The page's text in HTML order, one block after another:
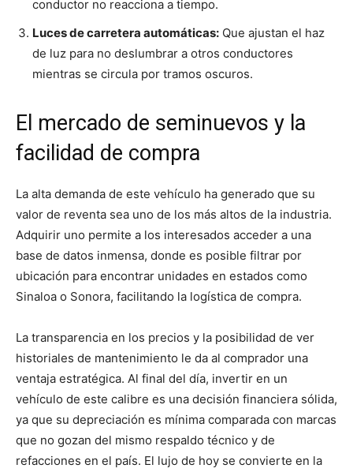
conductor no reacciona a tiempo.
Luces de carretera automáticas: Que ajustan el haz
de luz para no deslumbrar a otros conductores
mientras se circula por tramos oscuros.
El mercado de seminuevos y la
facilidad de compra
La alta demanda de este vehículo ha generado que su
valor de reventa sea uno de los más altos de la industria.
Adquirir uno permite a los interesados acceder a una
base de datos inmensa, donde es posible filtrar por
ubicación para encontrar unidades en estados como
Sinaloa o Sonora, facilitando la logística de compra.
La transparencia en los precios y la posibilidad de ver
historiales de mantenimiento le da al comprador una
ventaja estratégica. Al final del día, invertir en un
vehículo de este calibre es una decisión financiera sólida,
ya que su depreciación es mínima comparada con marcas
que no gozan del mismo respaldo técnico y de
refacciones en el país. El lujo de hoy se convierte en la